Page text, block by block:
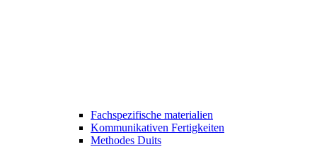
Fachspezifische materialien
Kommunikativen Fertigkeiten
Methodes Duits